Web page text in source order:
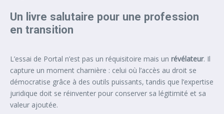
Un livre salutaire pour une profession
en transition
L’essai de Portal n’est pas un réquisitoire mais un révélateur. Il
capture un moment charnière : celui où l’accès au droit se
démocratise grâce à des outils puissants, tandis que l’expertise
juridique doit se réinventer pour conserver sa légitimité et sa
valeur ajoutée.